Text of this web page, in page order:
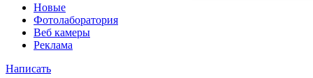
Новые
Фотолаборатория
Веб камеры
Реклама
Написать